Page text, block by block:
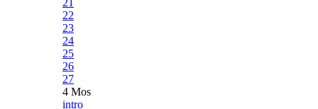
21
22
23
24
25
26
27
4 Mos
intro